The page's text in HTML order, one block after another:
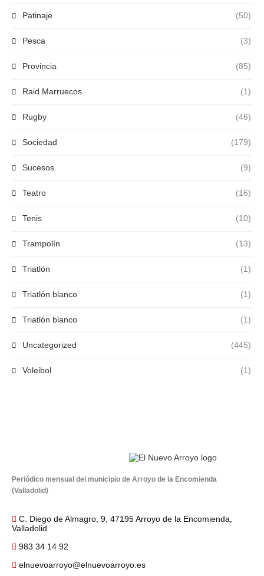
Patinaje (50)
Pesca (3)
Provincia (85)
Raid Marruecos (1)
Rugby (46)
Sociedad (179)
Sucesos (9)
Teatro (16)
Tenis (10)
Trampolín (13)
Triatlón (1)
Triatlón blanco (1)
Triatlón blanco (1)
Uncategorized (445)
Voleibol (1)
Periódico mensual del municipio de Arroyo de la Encomienda
(Valladolid)
C. Diego de Almagro, 9, 47195 Arroyo de la Encomienda,
Valladolid
983 34 14 92
elnuevoarroyo@elnuevoarroyo.es